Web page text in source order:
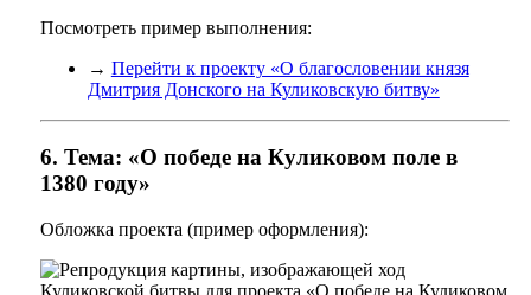
Посмотреть пример выполнения:
→ Перейти к проекту «О благословении князя
Дмитрия Донского на Куликовскую битву»
6. Тема: «О победе на Куликовом поле в
1380 году»
Обложка проекта (пример оформления):